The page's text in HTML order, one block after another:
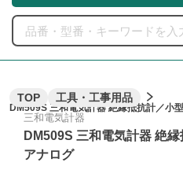
TOP 工具・工事用品
DM509S 三和電気計器 絶縁抵抗計／小
三和電気計器
DM509S 三和電気計器 絶
アナログ